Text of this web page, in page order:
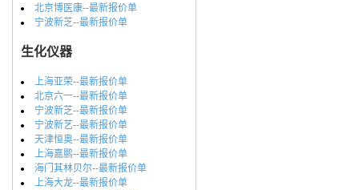
北京博医康--最新报价单
宁波新芝--最新报价单
生化仪器
上海亚荣--最新报价单
北京六一--最新报价单
宁波新芝--最新报价单
宁波新艺--最新报价单
天津恒奥--最新报价单
上海嘉鹏--最新报价单
海门其林贝尔--最新报价单
上海大龙--最新报价单